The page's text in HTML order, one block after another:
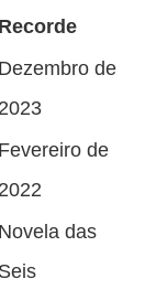
Recorde
Dezembro de
2023
Fevereiro de
2022
Novela das
Seis